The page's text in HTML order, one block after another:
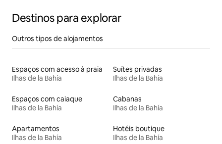
Destinos para explorar
Outros tipos de alojamentos
Espaços com acesso à praia
Ilhas de la Bahía
Suítes privadas
Ilhas de la Bahía
Espaços com caiaque
Ilhas de la Bahía
Cabanas
Ilhas de la Bahía
Apartamentos
Ilhas de la Bahía
Hotéis boutique
Ilhas de la Bahía